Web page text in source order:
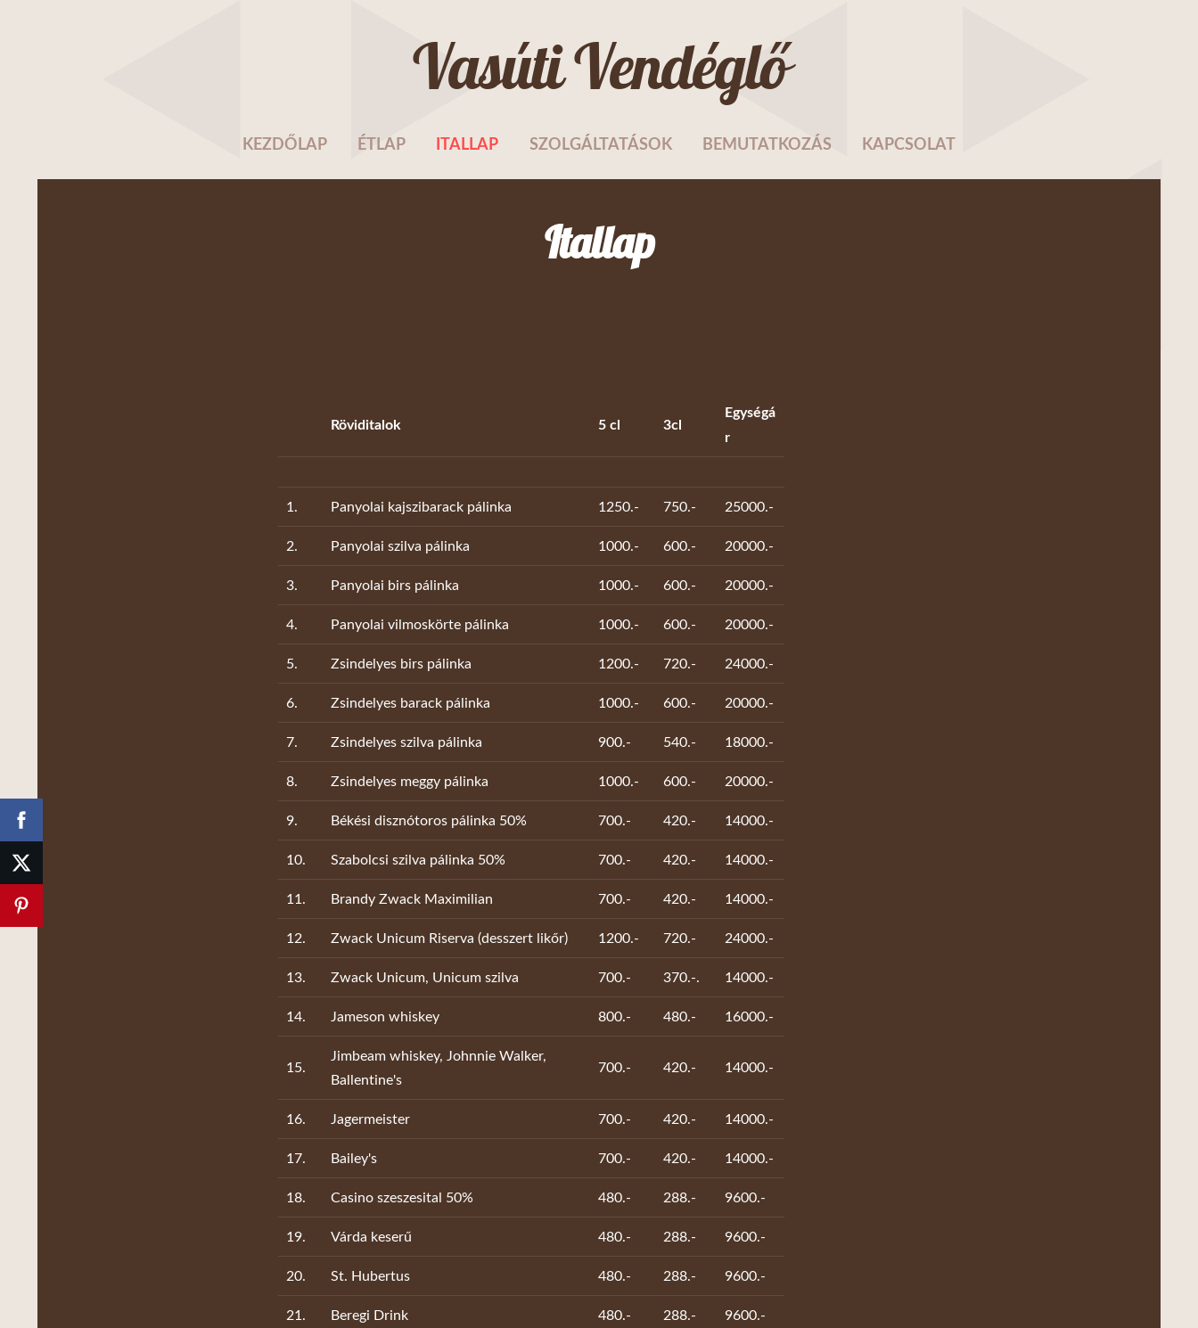
Vasúti Vendéglő
KEZDŐLAP ÉTLAP ITALLAP SZOLGÁLTATÁSOK BEMUTATKOZÁS KAPCSOLAT
Itallap
Röviditalok 5 cl 3cl
Egységá
r
1. Panyolai kajszibarack pálinka 1250.- 750.-
25000.-
2.
Panyolai szilva pálinka 1000.- 600.-
20000.-
3.
Panyolai birs pálinka 1000.- 600.-
20000.-
4.
Panyolai vilmoskörte pálinka 1000.- 600.-
20000.-
5.
Zsindelyes birs pálinka 1200.- 720.-
24000.-
6.
Zsindelyes barack pálinka 1000.- 600.-
20000.-
7.
Zsindelyes szilva pálinka 900.- 540.-
18000.-
8.
Zsindelyes meggy pálinka 1000.- 600.-
20000.-
9.
Békési disznótoros pálinka 50% 700.- 420.-
14000.-
10.
Szabolcsi szilva pálinka 50% 700.- 420.-
14000.-
11.
Brandy Zwack Maximilian 700.- 420.-
14000.-
12.
Zwack Unicum Riserva (desszert likőr) 1200.- 720.-
24000.-
13.
Zwack Unicum, Unicum szilva 700.- 370.-.
14000.-
14.
Jameson whiskey 800.- 480.- 16000.-
15.
Jimbeam whiskey, Johnnie Walker,
Ballentine's
700.- 420.- 14000.-
16. Jagermeister 700.- 420.-
14000.-
17.
Bailey's 700.- 420.-
14000.-
18.
Casino szeszesital 50% 480.- 288.-
9600.-
19.
Várda keserű 480.- 288.-
9600.-
20.
St. Hubertus 480.- 288.-
9600.-
21.
Beregi Drink 480.- 288.-
9600.-